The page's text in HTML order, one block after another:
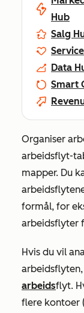
Hub
Salg
Data
Smart
Organiser
arbeidsflyt-
mapper. Du
formål, for
arbeidsflyter
Hvis du vil
arbeidsflyt.
flere kontoer